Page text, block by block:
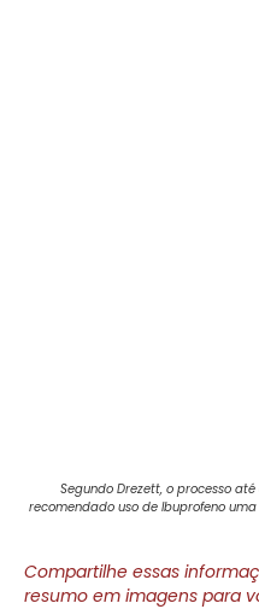
Segundo Drezett, o processo
recomendado uso de Ibuprofeno
Compartilhe essas
resumo em imagens para